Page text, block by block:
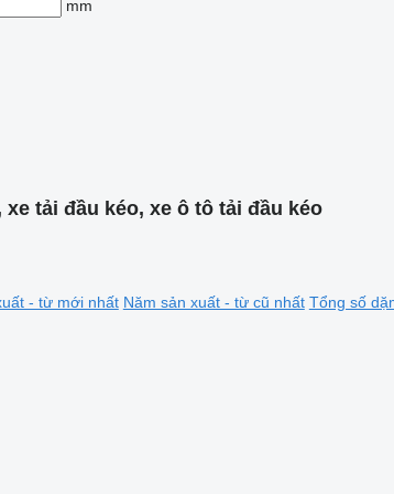
mm
tải đầu kéo, xe ô tô tải đầu kéo
- từ mới nhất Năm sản xuất - từ cũ nhất Tổng số